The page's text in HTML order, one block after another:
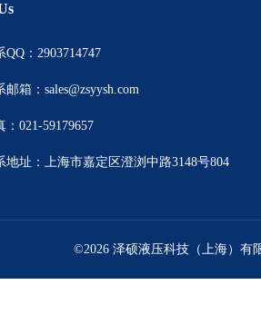
QQ：2903714747
邮箱：sales@zsyysh.com
：021-59179657
地址：上海市嘉定区澄浏中路3148号804
©2026 泽硕液压科技（上海）有